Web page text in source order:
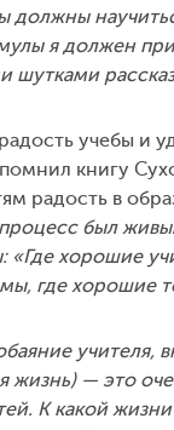
я должен
шутками
учебы и
книгу
радость в
был
«Где хорошие
где хорошие
учителя,
жизнь) — это
К какой